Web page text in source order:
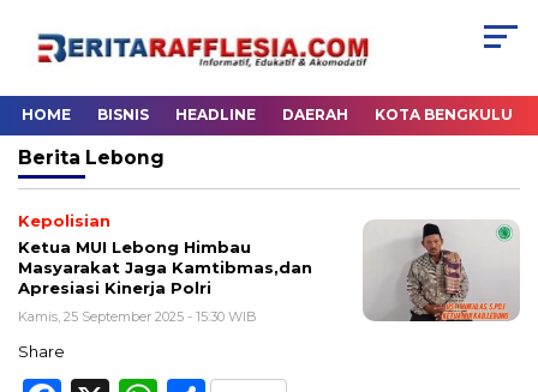
HOME BISNIS HEADLINE DAERAH KOTA BENGKULU
Berita Lebong
Kepolisian
Ketua MUI Lebong Himbau
Masyarakat Jaga Kamtibmas,dan
Apresiasi Kinerja Polri
Kamis, 25 September 2025 - 15:30 WIB
Share